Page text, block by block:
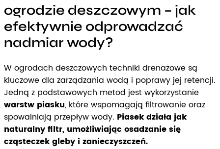
ogrodzie deszczowym – jak
efektywnie odprowadzać
nadmiar wody?
W ogrodach deszczowych techniki drenażowe są
kluczowe dla zarządzania wodą i poprawy jej retencji.
Jedną z podstawowych metod jest wykorzystanie
warstw piasku, które wspomagają filtrowanie oraz
spowalniają przepływ wody. Piasek działa jak
naturalny filtr, umożliwiając osadzanie się
cząsteczek gleby i zanieczyszczeń.